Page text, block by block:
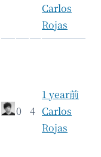
Carlos
Rojas
0 4
1 year前
Carlos
Rojas